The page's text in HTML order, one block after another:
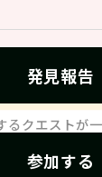
発見報告
クエストが一
参加する